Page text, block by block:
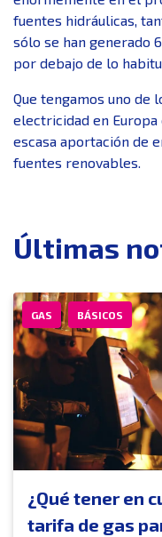
fuentes hidráulicas,
sólo se han generado
por debajo de lo
Que tengamos uno de
electricidad en
escasa aportación de
fuentes renovables.
Últimas
GAS BÁSICOS
¿Qué tener en
tarifa de gas